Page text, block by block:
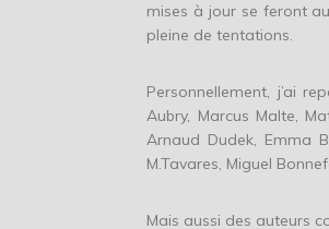
mises à jour se feront
pleine de tentations.
Personnellement, j’ai
Aubry, Marcus Malte,
Arnaud Dudek, Emma
M.Tavares, Miguel
Mais aussi des auteurs